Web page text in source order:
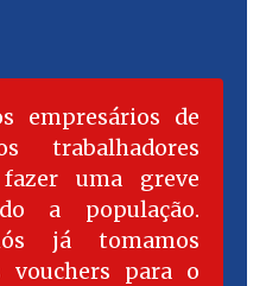
empresários de
trabalhadores
uma greve
a população.
já tomamos
vouchers para o